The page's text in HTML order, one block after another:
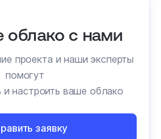
облако с нами
проекта и наши эксперты
помогут
и настроить ваше облако
заявку